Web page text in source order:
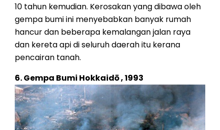
10 tahun kemudian. Kerosakan yang dibawa oleh
gempa bumi ini menyebabkan banyak rumah
hancur dan beberapa kemalangan jalan raya
dan kereta api di seluruh daerah itu kerana
pencairan tanah.
6. Gempa Bumi Hokkaidō , 1993